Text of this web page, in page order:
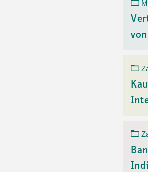
Altersstrategien und Leitbilder
Privatstunden und Support